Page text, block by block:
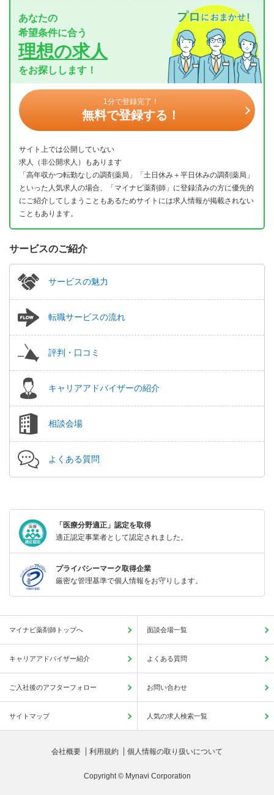
あなたの
希望条件に合う
理想の求人
をお探しします！
1分で登録完了！
無料で登録する！
サイト上では公開していない
求人（非公開求人）もあります
「高年収かつ転勤なしの調剤薬局」「土日休み＋平日休みの調剤薬局」
といった人気求人の場合、「マイナビ薬剤師」に登録済みの方に優先的
にご紹介してしまうこともあるためサイトには求人情報が掲載されない
こともあります。
サービスのご紹介
サービスの魅力
転職サービスの流れ
評判・口コミ
キャリアアドバイザーの紹介
相談会場
よくある質問
「医療分野適正」認定を取得
適正認定事業者として認定されました。
プライバシーマーク取得企業
厳密な管理基準で個人情報をお守りします。
マイナビ薬剤師トップへ 面談会場一覧
キャリアアドバイザー紹介 よくある質問
ご入社後のアフターフォロー お問い合わせ
サイトマップ 人気の求人検索一覧
会社概要 利用規約 個人情報の取り扱いについて
Copyright © Mynavi Corporation